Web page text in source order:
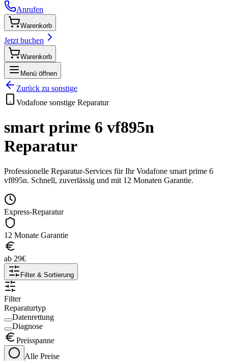
Anrufen
Warenkorb
Jetzt buchen
Warenkorb
Menü öffnen
Zurück zu sonstige
Vodafone sonstige Reparatur
smart prime 6 vf895n
Reparatur
Professionelle Reparatur-Services für IhrVodafone smart prime 6
vf895n. Schnell, zuverlässig und mit 12 Monaten Garantie.
Express-Reparatur
12 Monate Garantie
ab 29€
Filter & Sortierung
Filter
Reparaturtyp
Datenrettung
Diagnose
Preisspanne
Alle Preise